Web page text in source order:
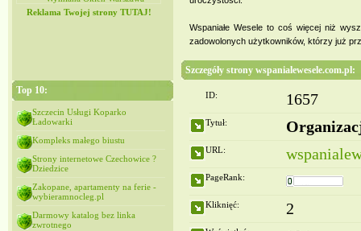
Reklama Twojej strony TUTAJ!
Top 10:
Szczecin Usługi Koparko
Ładowarki
Kompleks małego biustu
Strony internetowe Czechowice ?
Dziedzice
Zakopane, apartamenty na ferie -
wybieramnocleg.pl
Darmowy katalog bez linka
zwrotnego
Wspaniałe Wesele to coś więcej niż
zadowolonych użytkowników, którzy już
Szczegóły strony wspanialewesele.com.pl:
ID: 1657
Tytuł:
URL:
PageRank:
Kliknięć: 2